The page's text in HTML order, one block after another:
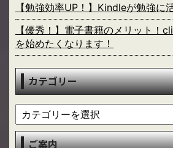
【勉強効率UP！】Kindleが勉強に
【優秀！】電子書籍のメリット！
を始めたくなります！
カテゴリー
ご案内